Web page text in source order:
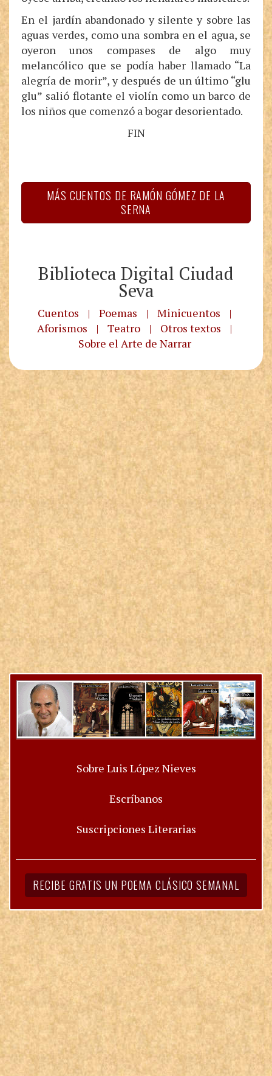
En el jardín abandonado y silente y sobre las
aguas verdes, como una sombra en el agua, se
oyeron unos compases de algo muy
melancólico que se podía haber llamado “La
alegría de morir”, y después de un último “glu
glu” salió flotante el violín como un barco de
los niños que comenzó a bogar desorientado.
FIN
MÁS CUENTOS DE RAMÓN GÓMEZ DE LA
SERNA
Biblioteca Digital Ciudad
Seva
Cuentos | Poemas | Minicuentos
|
Aforismos
| Teatro | Otros textos
|
Sobre el Arte de Narrar
Sobre Luis López Nieves
Escríbanos
Suscripciones Literarias
RECIBE GRATIS UN POEMA CLÁSICO SEMANAL